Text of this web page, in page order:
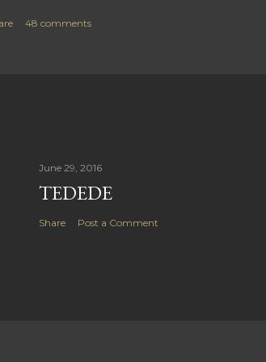
48 comments
June 29, 2016
TEDEDE
Share Post a Comment